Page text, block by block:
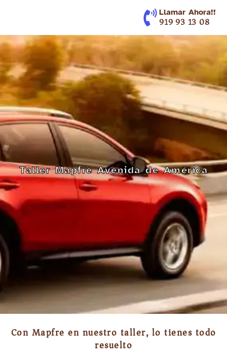
Llamar Ahora!!
919 93 13 08
Taller Mapfre Avenida de América
Con Mapfre en nuestro taller, lo tienes todo
resuelto